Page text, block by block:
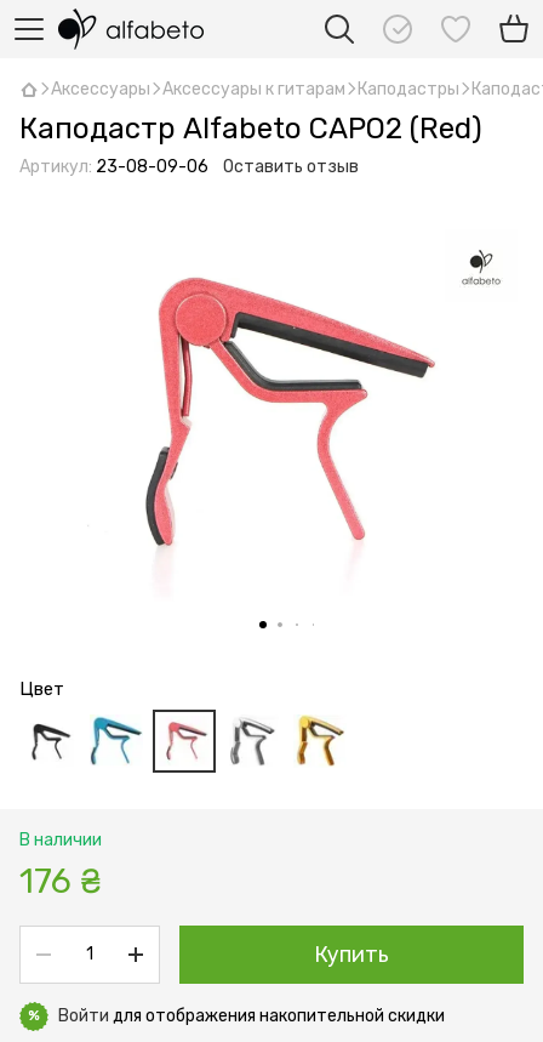
Аксессуары Аксессуары к гитарам Каподастры
Каподастр Alfabeto CAPO2 (Red)
Артикул: 23-08-09-06 Оставить отзыв
Цвет
В наличии
176 ₴
Купить
% Войти для отображения накопительной скидки